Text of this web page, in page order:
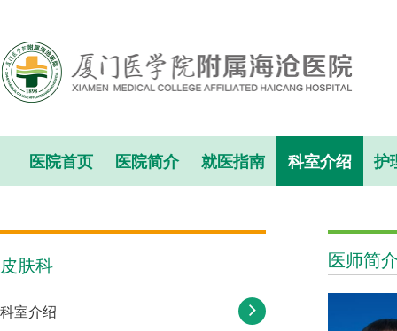
医院首页 医院简介 就医指南 科室介绍 护
医师简
皮肤科
科室介绍